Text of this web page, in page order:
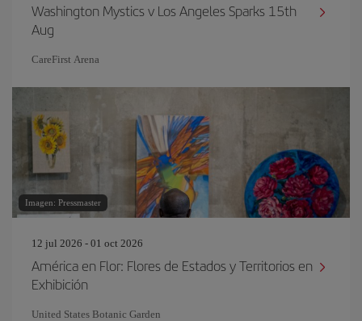
Washington Mystics v Los Angeles Sparks 15th
Aug
CareFirst Arena
Imagen: Pressmaster
12 jul 2026 - 01 oct 2026
América en Flor: Flores de Estados y Territorios en
Exhibición
United States Botanic Garden